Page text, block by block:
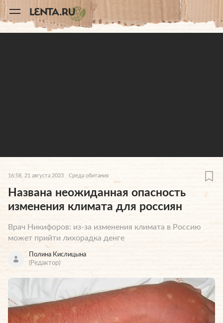
A
11
16:58, 21 августа 2023 Среда обитания
Названа неожиданная опасность
изменения климата для россиян
Врач Никифоров: из-за изменения климата в Россию
может прийти лихорадка денге
Полина Кислицына
(Редактор)